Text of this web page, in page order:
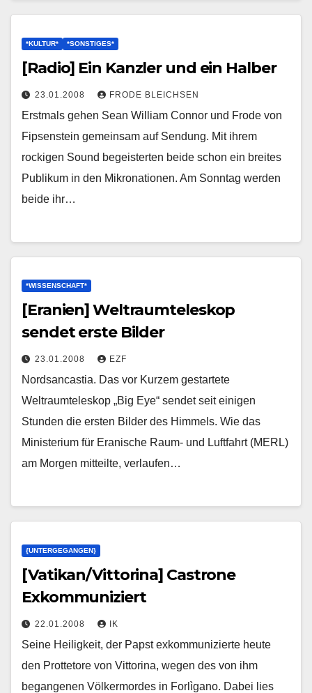
*KULTUR* *SONSTIGES*
[Radio] Ein Kanzler und ein Halber
23.01.2008 FRODE BLEICHSEN
Erstmals gehen Sean William Connor und Frode von
Fipsenstein gemeinsam auf Sendung. Mit ihrem
rockigen Sound begeisterten beide schon ein breites
Publikum in den Mikronationen. Am Sonntag werden
beide ihr…
*WISSENSCHAFT*
[Eranien] Weltraumteleskop
sendet erste Bilder
23.01.2008 EZF
Nordsancastia. Das vor Kurzem gestartete
Weltraumteleskop „Big Eye“ sendet seit einigen
Stunden die ersten Bilder des Himmels. Wie das
Ministerium für Eranische Raum- und Luftfahrt (MERL)
am Morgen mitteilte, verlaufen…
{UNTERGEGANGEN}
[Vatikan/Vittorina] Castrone
Exkommuniziert
22.01.2008 IK
Seine Heiligkeit, der Papst exkommunizierte heute
den Prottetore von Vittorina, wegen des von ihm
begangenen Völkermordes in Forlìgano. Dabei lies